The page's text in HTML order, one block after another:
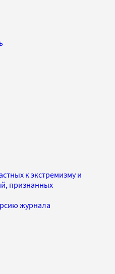
к экстремизму и
признанных
журнала